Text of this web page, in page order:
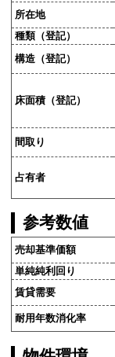
所在地
種類（登記）
構造（登記）
床面積（登記）
間取り
占有者
参考数値
売却基準価額
単純純利回り
賃貸需要
耐用年数消化率